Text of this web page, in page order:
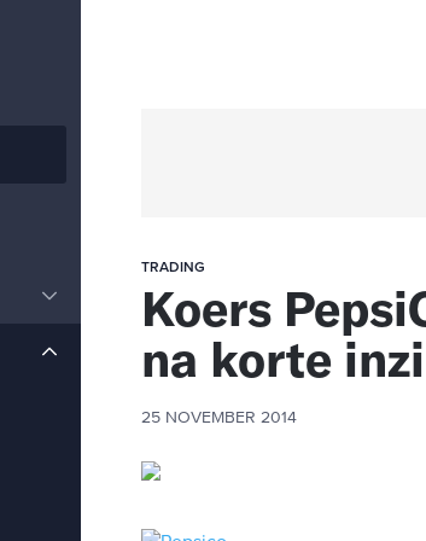
TRADING
Koers
na korte
25 NOVEMBER 2014